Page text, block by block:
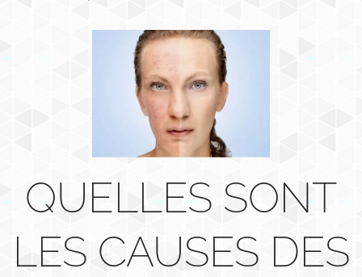
QUELLES SONT
LES CAUSES DES